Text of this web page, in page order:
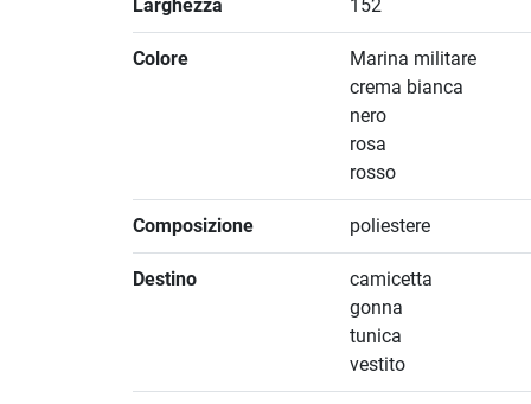
Larghezza 152
Colore
Marina militare
crema bianca
nero
rosa
rosso
Composizione poliestere
Destino
camicetta
gonna
tunica
vestito